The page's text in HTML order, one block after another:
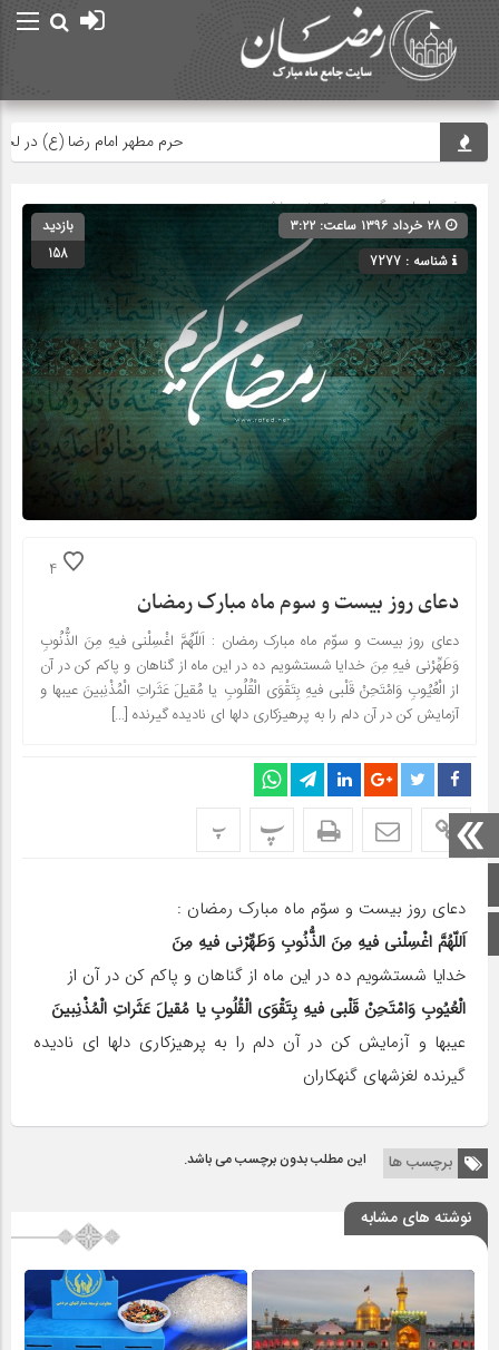
اینستاگرام
حرم مطهر امام رضا (ع) در لحظه
صفحه اصلی» گروه » دسته‌بندی نشده
شناسه : 7277
بازدید
158
4
دعای روز بیست و سوم ماه مبارک رمضان
دعای روز بیست و سوّم ماه مبارک رمضان : اَللّهُمَّ اغْسِلْنى فیهِ مِنَ الذُّنُوبِ
وَطَهِّرْنى فیهِ مِنَ خدایا شستشویم ده در این ماه از گناهان و پاکم کن در آن
از الْعُیُوبِ وَامْتَحِنْ قَلْبى فیهِ بِتَقْوَى الْقُلُوبِ یا مُقیلَ عَثَراتِ الْمُذْنِبینَ عیبها و
آزمایش کن در آن دلم را به پرهیزکارى دلها اى نادیده گیرنده […]
پ پ
دعای روز بیست و سوّم ماه مبارک رمضان :
اَللّهُمَّ اغْسِلْنى فیهِ مِنَ الذُّنُوبِ وَطَهِّرْنى فیهِ مِنَ
خدایا شستشویم ده در این ماه از گناهان و پاکم کن در آن از
الْعُیُوبِ وَامْتَحِنْ قَلْبى فیهِ بِتَقْوَى الْقُلُوبِ یا مُقیلَ عَثَراتِ الْمُذْنِبینَ
عیبها و آزمایش کن در آن دلم را به پرهیزکارى دلها اى نادیده
گیرنده لغزشهاى گنهکاران
برچسب ها این مطلب بدون برچسب می باشد.
نوشته های مشابه